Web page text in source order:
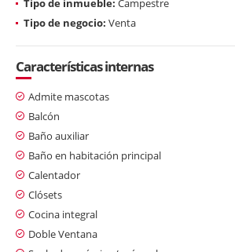
Tipo de inmueble: Campestre
Tipo de negocio: Venta
Características internas
Admite mascotas
Balcón
Baño auxiliar
Baño en habitación principal
Calentador
Clósets
Cocina integral
Doble Ventana